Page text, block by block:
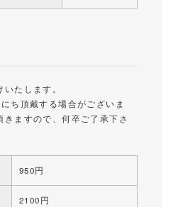
たします。
ち頂戴する場合がございま
ますので、何卒ご了承下さ
950円
2100円